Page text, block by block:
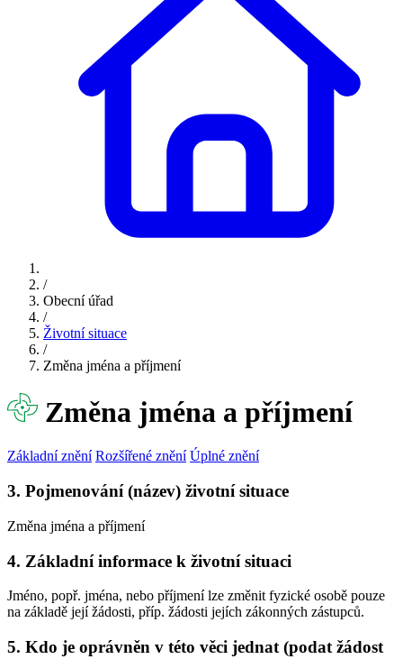
/
Obecní úřad
/
Životní situace
/
Změna jména a příjmení
Změna jména a příjmení
Základní znění Rozšířené znění Úplné znění
3. Pojmenování (název) životní situace
Změna jména a příjmení
4. Základní informace k životní situaci
Jméno, popř. jména, nebo příjmení lze změnit fyzické osobě pouze
na základě její žádosti, příp. žádosti jejích zákonných zástupců.
5. Kdo je oprávněn v této věci jednat (podat žádost